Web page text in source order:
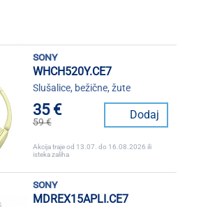
sony
WHCH520Y.CE7
Slušalice, bežične, žute
35 €
59 €
Dodaj
Akcija traje od 13.07. do 16.08.2026 ili
isteka zaliha
sony
MDREX15APLI.CE7